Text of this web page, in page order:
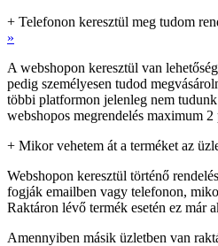
+ Telefonon keresztül meg tudom
»
A webshopon keresztül van
pedig személyesen tudod
többi platformon jelenleg nem
webshopos megrendelés maximum 2
+ Mikor vehetem át a terméket az
Webshopon keresztül történő
fogják emailben vagy telefonon,
Raktáron lévő termék esetén ez már
Amennyiben másik üzletben van